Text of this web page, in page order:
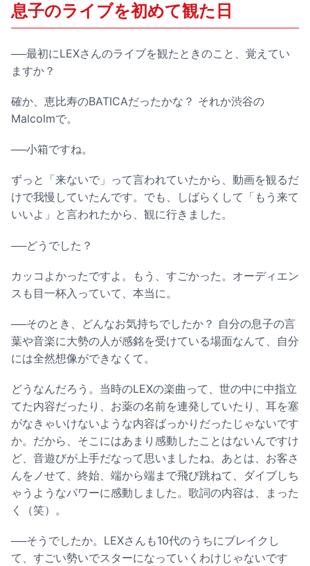
息子のライブを初めて観た日
──最初にLEXさんのライブを観たときのこと、覚えてい
ますか？
確か、恵比寿のBATICAだったかな？ それか渋谷の
Malcolmで。
──小箱ですね。
ずっと「来ないで」って言われていたから、動画を観るだ
けで我慢していたんです。でも、しばらくして「もう来て
いいよ」と言われたから、観に行きました。
──どうでした？
カッコよかったですよ。もう、すごかった。オーディエン
スも目一杯入っていて、本当に。
──そのとき、どんなお気持ちでしたか？ 自分の息子の言
葉や音楽に大勢の人が感銘を受けている場面なんて、自分
には全然想像ができなくて。
どうなんだろう。当時のLEXの楽曲って、世の中に中指立
てた内容だったり、お薬の名前を連発していたり、耳を塞
がなきゃいけないような内容ばっかりだったじゃないです
か。だから、そこにはあまり感動したことはないんですけ
ど、音遊びが上手だなって思いましたね。あとは、お客さ
んをノせて、終始、端から端まで飛び跳ねて、ダイブしち
ゃうようなパワーに感動しました。歌詞の内容は、まった
く（笑）。
──そうでしたか。LEXさんも10代のうちにブレイクし
て、すごい勢いでスターになっていくわけじゃないです